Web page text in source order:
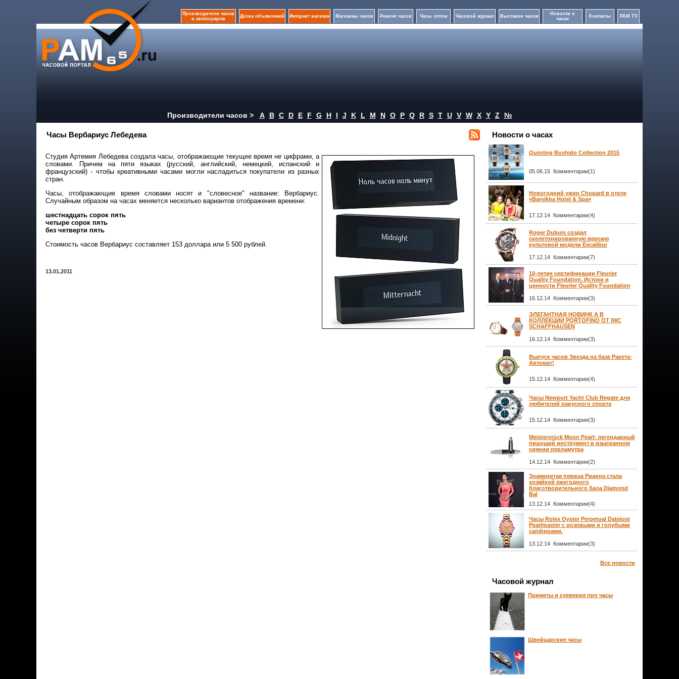
Производители часов
и аксессуаров
Доска объявлений Интернет магазин Магазины часов Ремонт часов Часы оптом Часовой журнал Выставки часов
Новости о
часах
Контакты PAM TV
Производители часов > A B C D E F G H I J K L M N O P Q R S T U V W X Y Z №
Часы Вербариус Лебедева
Студия Артемия Лебедева создала часы, отображающие текущее время не цифрами, а
словами. Причем на пяти языках (русский, английский, немецкий, испанский и
французский) - чтобы креативными часами могли насладиться покупатели из разных
стран.
Часы, отображающие время словами носят и "словесное" название: Вербариус.
Случайным образом на часах меняется несколько вариантов отображения времени:
шестнадцать сорок пять
четыре сорок пять
без четверти пять
Стоимость часов Вербариус составляет 153 доллара или 5 500 рублей.
13.01.2011
Новости о часах
Quinting Bushido Collection 2015
05.06.15 Комментарии(1)
Новогодний ужин Chopard в отеле
«Barvikha Hotel & Spa»
17.12.14 Комментарии(4)
Roger Dubuis создал
скелетонированную версию
культовой модели Excalibur
17.12.14 Комментарии(7)
10-летие сертификации Fleurier
Quality Foundation. Истоки и
ценности Fleurier Quality Foundation
16.12.14 Комментарии(3)
ЭЛЕГАНТНАЯ НОВИНК А В
КОЛЛЕКЦИИ PORTOFINO ОТ IWC
SCHAFFHAUSEN
16.12.14 Комментарии(3)
Выпуск часов Звезда на базе Ракета-
Автомат!
15.12.14 Комментарии(4)
Часы Newport Yacht Club Regate для
любителей парусного спорта
15.12.14 Комментарии(3)
Meisterstück Moon Pearl: легендарный
пишущий инструмент в изысканном
сиянии перламутра
14.12.14 Комментарии(2)
Знаменитая певица Рианна стала
хозяйкой ежегодного
благотворительного бала Diamond
Bal
13.12.14 Комментарии(4)
Часы Rolex Oyster Perpetual Datejust
Pearlmaster с розовыми и голубыми
сапфирами.
13.12.14 Комментарии(3)
Все новости
Часовой журнал
Приметы и суеверия про часы
Швейцарские часы